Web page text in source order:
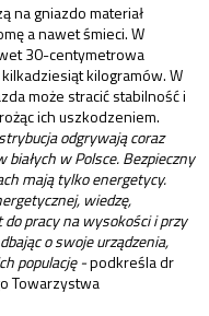
na gniazdo materiał
a nawet śmieci. W
30-centymetrowa
kilogramów. W
może stracić stabilność i
ich uszkodzeniem.
odgrywają coraz
w Polsce. Bezpieczny
mają tylko energetycy.
wiedzę,
pracy na wysokości i przy
o swoje urządzenia,
populację -podkreśla dr
Towarzystwa